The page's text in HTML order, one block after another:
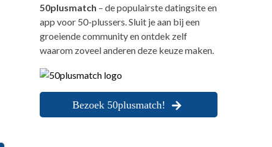
50plusmatch – de populairste datingsite en
app voor 50-plussers. Sluit je aan bij een
groeiende community en ontdek zelf
waarom zoveel anderen deze keuze maken.
Bezoek 50plusmatch!